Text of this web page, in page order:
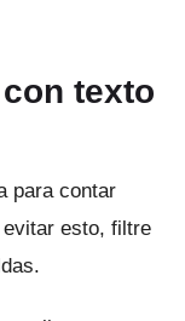
texto
para contar
evitar esto, filtre